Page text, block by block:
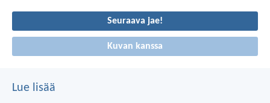
Seuraava jae!
Kuvan kanssa
Lue lisää